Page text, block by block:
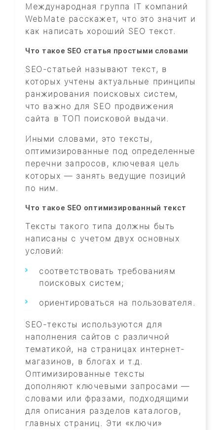
Международная группа IT компаний
WebMate расскажет, что это значит и
как написать хороший SEO текст.
Что такое SEO статья простыми словами
SEO-статьей называют текст, в
которых учтены актуальные принципы
ранжирования поисковых систем,
что важно для SEO продвижения
сайта в ТОП поисковой выдачи.
Иными словами, это тексты,
оптимизированные под определенные
перечни запросов, ключевая цель
которых — занять ведущие позиций
по ним.
Что такое SEO оптимизированный текст
Тексты такого типа должны быть
написаны с учетом двух основных
условий:
соответствовать требованиям
поисковых систем;
ориентироваться на пользователя.
SEO-тексты используются для
наполнения сайтов с различной
тематикой, на страницах интернет-
магазинов, в блогах и т.д.
Оптимизированные тексты
дополняют ключевыми запросами —
словами или фразами, подходящими
для описания разделов каталогов,
главных страниц. Эти «ключи»